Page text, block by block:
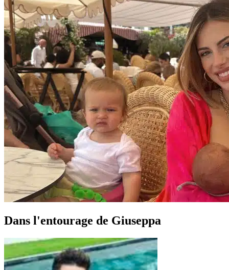
Dans l'entourage de Giuseppa